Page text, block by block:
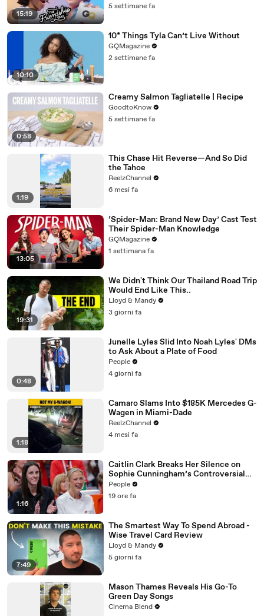
15:19
5 settimane fa
10:10
10* Things Tyla Can’t Live Without
GQMagazine
2 settimane fa
0:58
Creamy Salmon Tagliatelle | Recipe
GoodtoKnow
5 settimane fa
1:19
This Chase Hit Reverse—And So Did
the Tahoe
ReelzChannel
6 mesi fa
13:05
‘Spider-Man: Brand New Day’ Cast Test
Their Spider-Man Knowledge
GQMagazine
1 settimana fa
19:31
We Didn't Think Our Thailand Road Trip
Would End Like This..
Lloyd & Mandy
3 giorni fa
0:48
Junelle Lyles Slid Into Noah Lyles' DMs
to Ask About a Plate of Food
People
4 giorni fa
1:18
Camaro Slams Into $185K Mercedes G-
Wagen in Miami-Dade
ReelzChannel
4 mesi fa
1:16
Caitlin Clark Breaks Her Silence on
Sophie Cunningham’s Controversial
Anti-Transgender Comments
People
19 ore fa
7:49
The Smartest Way To Spend Abroad -
Wise Travel Card Review
Lloyd & Mandy
5 giorni fa
Mason Thames Reveals His Go-To
Green Day Songs
Cinema Blend